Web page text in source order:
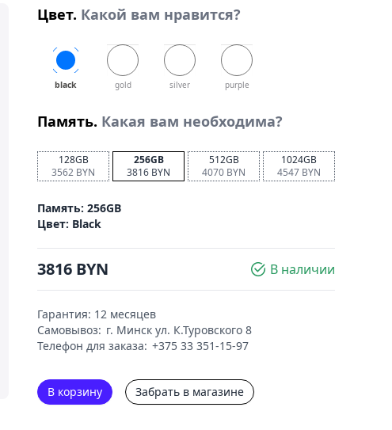
Цвет. Какой вам нравится?
black gold silver purple
Память. Какая вам необходима?
128GB
3562 BYN
256GB
3816 BYN
512GB
4070 BYN
1024GB
4547 BYN
Память: 256GB
Цвет: Black
3816 BYN В наличии
Гарантия: 12 месяцев
Самовывоз: г. Минск ул. К.Туровского 8
Телефон для заказа: +375 33 351-15-97
В корзину Забрать в магазине